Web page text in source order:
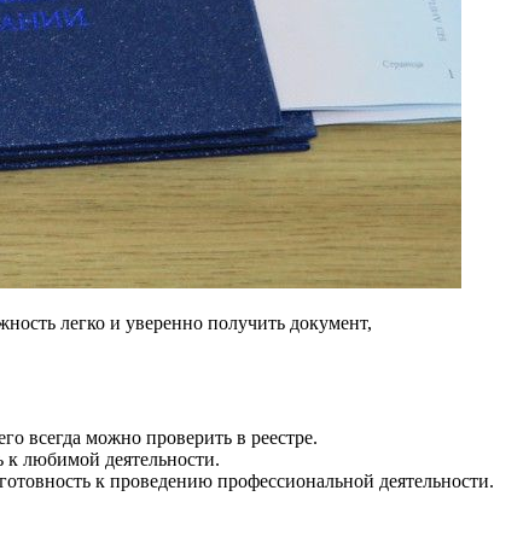
легко и уверенно получить документ,
всегда можно проверить в реестре.
к любимой деятельности.
к проведению профессиональной деятельности.